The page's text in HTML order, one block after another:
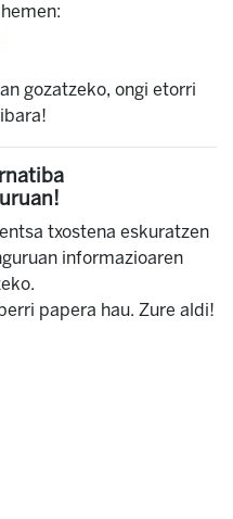
gozatzeko, ongi etorri
txostena eskuratzen
informazioaren
papera hau. Zure aldi!